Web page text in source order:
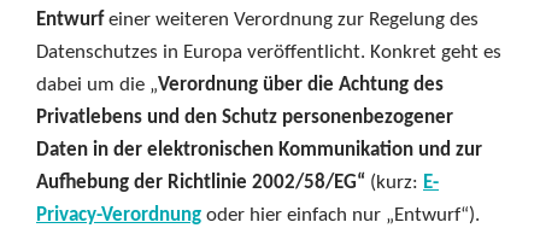
Entwurfeiner weiteren Verordnung zur Regelung des
Datenschutzes in Europa veröffentlicht. Konkret geht es
dabei um die „Verordnung über die Achtung des
Privatlebens und den Schutz personenbezogener
Daten in der elektronischen Kommunikation und zur
Aufhebung der Richtlinie 2002/58/EG“ (kurz: E-
Privacy-Verordnung oder hier einfach nur „Entwurf“).